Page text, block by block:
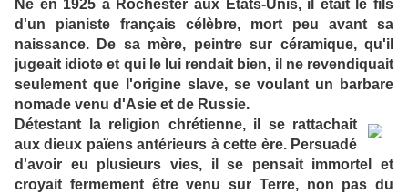
Né en 1925 à Rochester aux Etats-Unis, il était le fils
d'un pianiste français célèbre, mort peu avant sa
naissance. De sa mère, peintre sur céramique, qu'il
jugeait idiote et qui le lui rendait bien, il ne revendiquait
seulement que l'origine slave, se voulant un barbare
nomade venu d'Asie et de Russie.
Détestant la religion chrétienne, il se rattachait
aux dieux païens antérieurs à cette ère. Persuadé
d'avoir eu plusieurs vies, il se pensait immortel et
croyait fermement être venu sur Terre, non pas du